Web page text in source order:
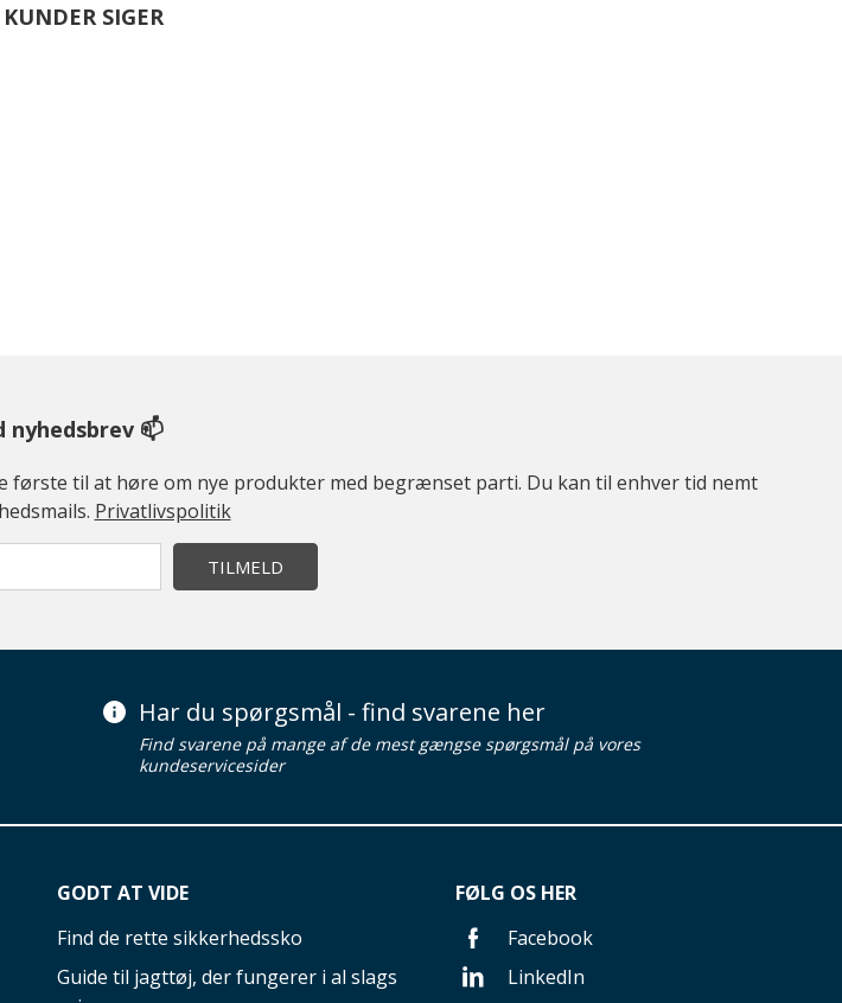
SIGER
nyhedsbrev 📫
første til at høre om nye produkter med begrænset parti. Du kan til enhver tid nemt
Privatlivspolitik
TILMELD
Har du spørgsmål - find svarene her
Find svarene på mange af de mest gængse spørgsmål på vores
kundeservicesider
GODT AT VIDE
Find de rette sikkerhedssko
Guide til jagttøj, der fungerer i al slags
FØLG OS HER
Facebook
LinkedIn